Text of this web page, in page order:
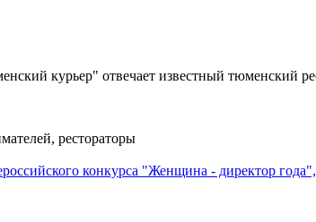
курьер" отвечает известный
рестораторы
конкурса "Женщина - директор